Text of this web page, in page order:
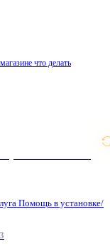
что делать
Помощь в установке/